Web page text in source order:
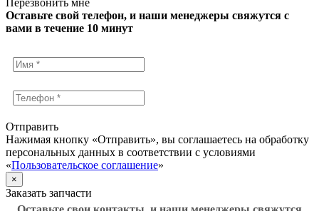
Перезвонить мне
Оставьте свой телефон, и наши менеджеры свяжутся с
вами в течение 10 минут
Отправить
Нажимая кнопку «Отправить», вы соглашаетесь на обработку
персональных данных в соответствии с условиями
«Пользовательское соглашение»
×
Заказать запчасти